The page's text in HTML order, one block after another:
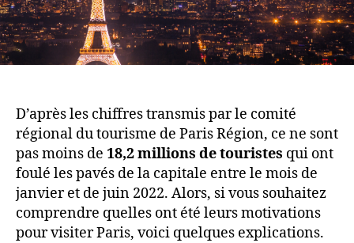
D’après les chiffres transmis par le comité
régional du tourisme de Paris Région, ce ne sont
pas moins de 18,2 millions de touristes qui ont
foulé les pavés de la capitale entre le mois de
janvier et de juin 2022. Alors, si vous souhaitez
comprendre quelles ont été leurs motivations
pour visiter Paris, voici quelques explications.